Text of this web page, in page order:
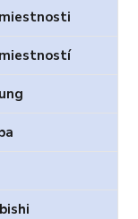
miestností